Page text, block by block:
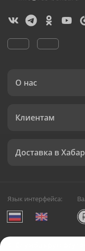
О нас
Клиентам
Доставка в
Язык интерфейса:
Служба